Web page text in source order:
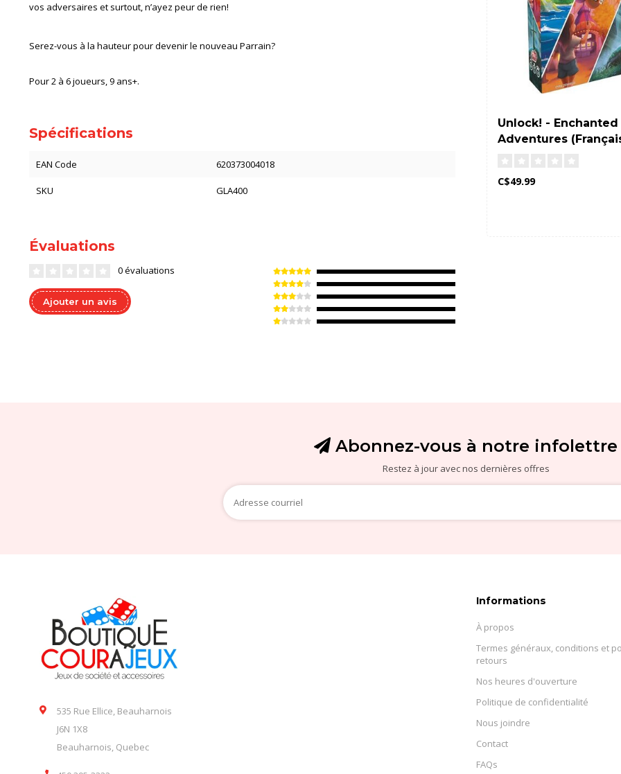
vos adversaires et surtout, n’ayez peur de rien!
Serez-vous à la hauteur pour devenir le nouveau Parrain?
Pour 2 à 6 joueurs, 9 ans+.
Spécifications
EAN Code 620373004018
SKU GLA400
Évaluations
0 évaluations
Ajouter un avis
Unlock! - Enchanted
Adventures
C$49.99
Abonnez-vous à notre infolettre
Restez à jour avec nos dernières offres
535 Rue Ellice, Beauharnois
J6N 1X8
Beauharnois, Quebec
Informations
À propos
Termes généraux, conditions et
retours
Nos heures d'ouverture
Politique de confidentialité
Nous joindre
Contact
FAQs